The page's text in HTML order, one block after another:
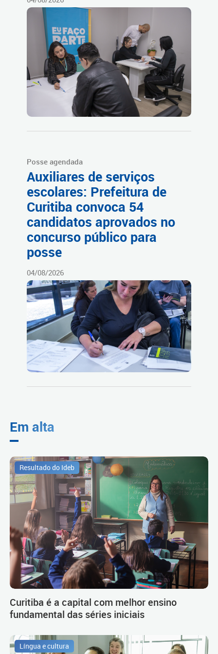
Posse agendada
Auxiliares de serviços
escolares: Prefeitura de
Curitiba convoca 54
candidatos aprovados no
concurso público para
posse
04/08/2026
Em alta
Resultado do Ideb
Curitiba é a capital com melhor ensino
fundamental das séries iniciais
Língua e cultura